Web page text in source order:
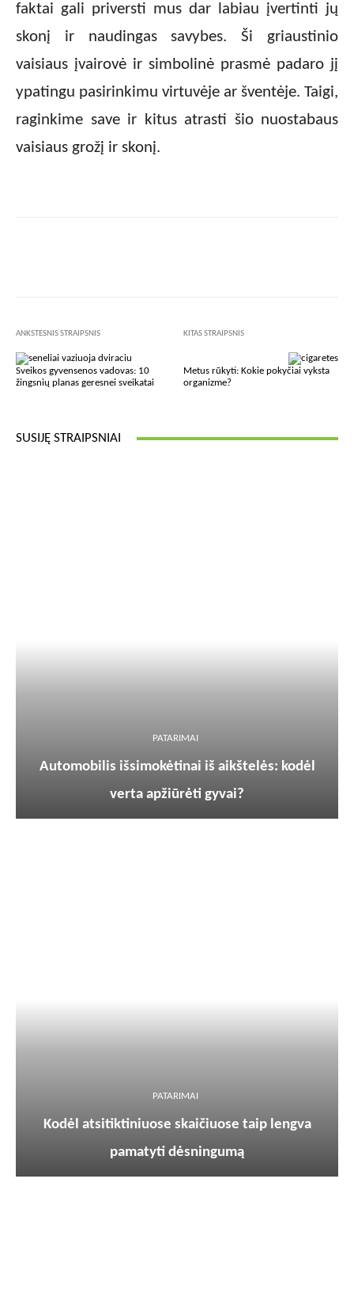
faktai gali priversti mus dar labiau įvertinti jų
skonį ir naudingas savybes. Ši griaustinio
vaisiaus įvairovė ir simbolinė prasmė padaro jį
ypatingu pasirinkimu virtuvėje ar šventėje. Taigi,
raginkime save ir kitus atrasti šio nuostabaus
vaisiaus grožį ir skonį.
ANKSTESNIS STRAIPSNIS
Sveikos gyvensenos vadovas: 10
žingsnių planas geresnei sveikatai
KITAS STRAIPSNIS
Metus rūkyti: Kokie pokyčiai vyksta
organizme?
SUSIJĘ STRAIPSNIAI
PATARIMAI
Automobilis išsimokėtinai iš aikštelės: kodėl
verta apžiūrėti gyvai?
PATARIMAI
Kodėl atsitiktiniuose skaičiuose taip lengva
pamatyti dėsningumą